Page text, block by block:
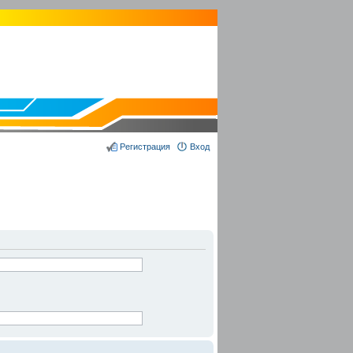
Вход
Регистрация